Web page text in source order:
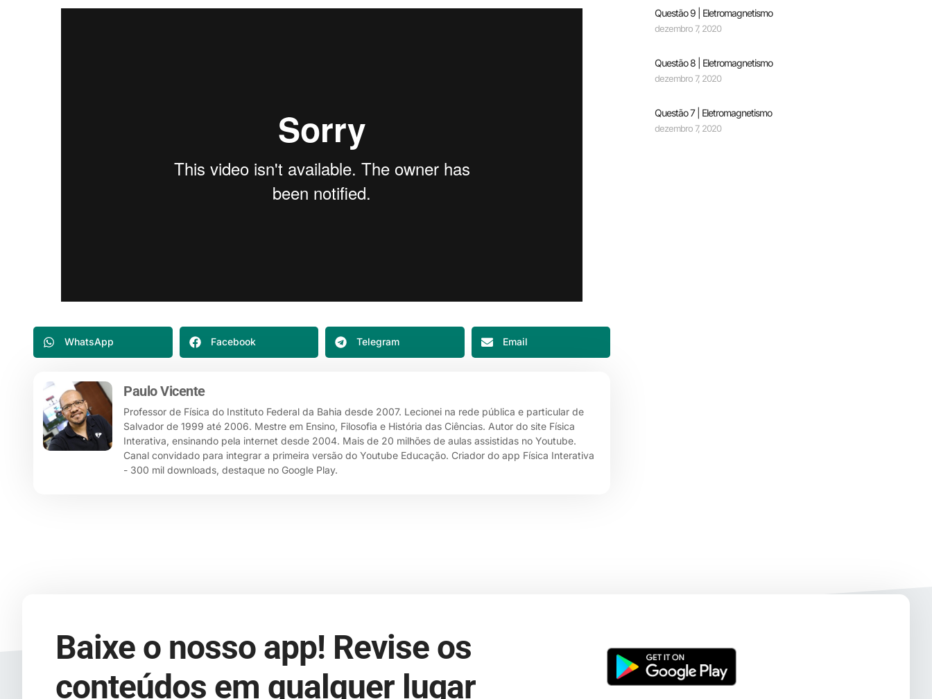
WhatsApp Facebook Telegram Email
Paulo Vicente
Professor de Física do Instituto Federal da Bahia desde 2007. Lecionei na rede pública e particular de
Salvador de 1999 até 2006. Mestre em Ensino, Filosofia e História das Ciências. Autor do site Física
Interativa, ensinando pela internet desde 2004. Mais de 20 milhões de aulas assistidas no Youtube.
Canal convidado para integrar a primeira versão do Youtube Educação. Criador do app Física Interativa
- 300 mil downloads, destaque no Google Play.
Questão 9 | Eletromagnetismo
dezembro 7, 2020
Questão 8 | Eletromagnetismo
dezembro 7, 2020
Questão 7 | Eletromagnetismo
dezembro 7, 2020
Baixe o nosso app! Revise os
conteúdos em qualquer lugar